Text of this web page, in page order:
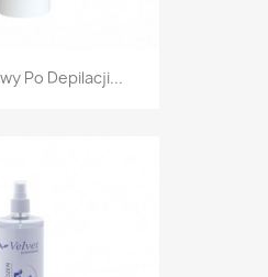
Po Depilacji...